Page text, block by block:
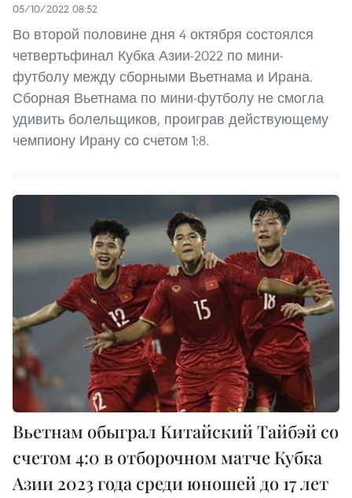
05/10/2022 08:52
Во второй половине дня 4 октября состоялся
четвертьфинал Кубка Азии-2022 по мини-
футболу между сборными Вьетнама и Ирана.
Сборная Вьетнама по мини-футболу не смогла
удивить болельщиков, проиграв действующему
чемпиону Ирану со счетом 1:8.
Вьетнам обыграл Китайский Тайбэй со
счетом 4:0 в отборочном матче Кубка
Азии 2023 года среди юношей до 17 лет